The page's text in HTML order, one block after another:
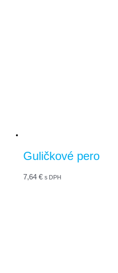
Guličkové pero
7,64 € s DPH